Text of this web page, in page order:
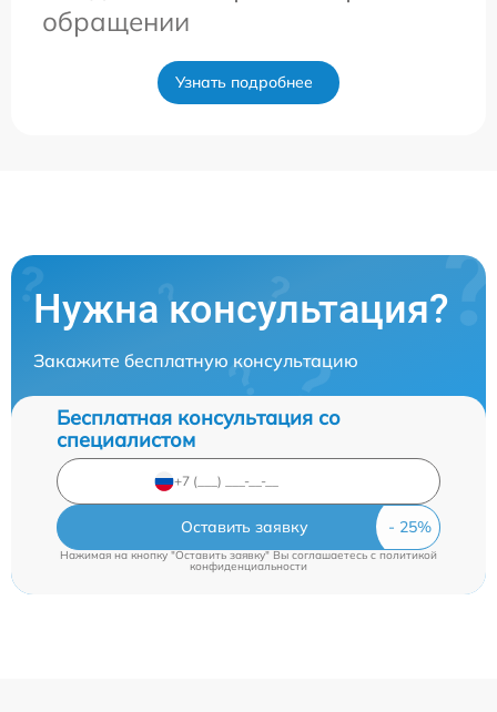
обращении
Узнать подробнее
Нужна консультация?
Закажите бесплатную консультацию
Бесплатная консультация со
специалистом
Оставить заявку
Нажимая на кнопку "Оставить заявку" Вы соглашаетесь cполитикой
конфиденциальности